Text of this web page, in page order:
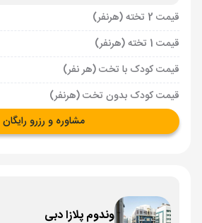
قیمت 2 تخته (هرنفر)
قیمت 1 تخته (هرنفر)
قیمت کودک با تخت (هر نفر)
قیمت کودک بدون تخت (هرنفر)
مشاوره و رزرو رایگان
وندوم پلازا دبی